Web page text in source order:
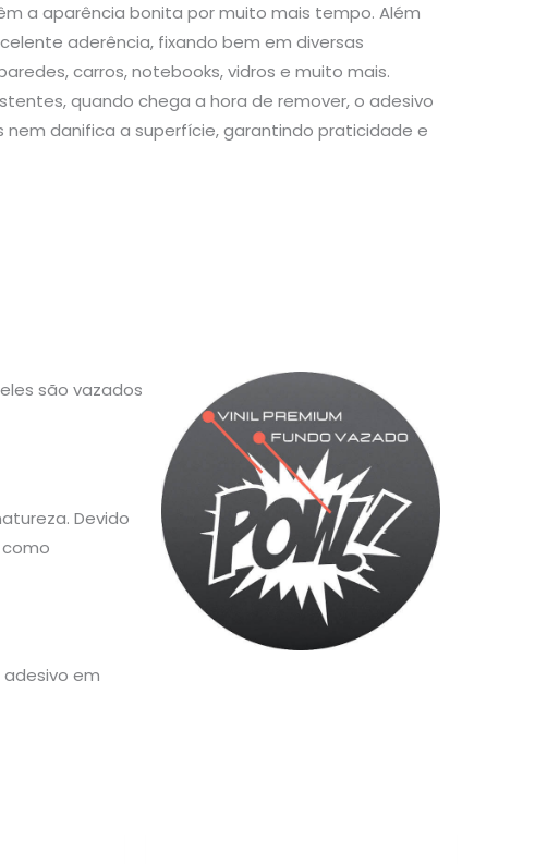
a aparência bonita por muito mais tempo. Além
aderência, fixando bem em diversas
carros, notebooks, vidros e muito mais.
quando chega a hora de remover, o adesivo
nem danifica a superfície, garantindo praticidade e
são vazados
Devido
em